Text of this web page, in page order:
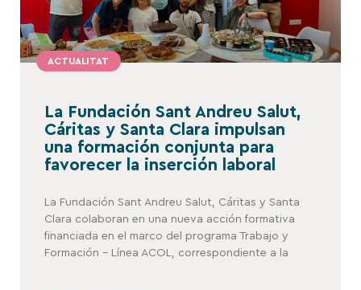
ACTUALITAT
La Fundación Sant Andreu Salut,
Cáritas y Santa Clara impulsan
una formación conjunta para
favorecer la inserción laboral
La Fundación Sant Andreu Salut, Cáritas y Santa
Clara colaboran en una nueva acción formativa
financiada en el marco del programa Trabajo y
Formación – Línea ACOL, correspondiente a la